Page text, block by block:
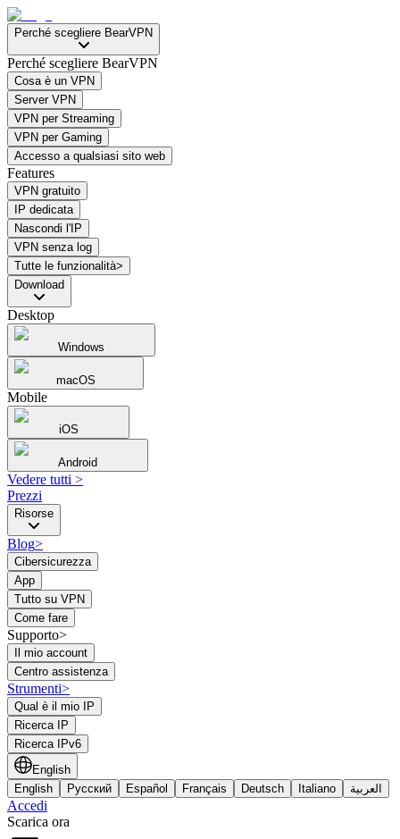
Perché scegliere BearVPN
Perché scegliere BearVPN
Cosa è un VPN
Server VPN
VPN per Streaming
VPN per Gaming
Accesso a qualsiasi sito web
Features
VPN gratuito
IP dedicata
Nascondi l'IP
VPN senza log
Tutte le funzionalità>
Download
Desktop
Windows
macOS
Mobile
iOS
Android
Vedere tutti >
Prezzi
Risorse
Blog>
Cibersicurezza
App
Tutto su VPN
Come fare
Supporto>
Il mio account
Centro assistenza
Strumenti>
Qual è il mio IP
Ricerca IP
Ricerca IPv6
English
English
Русский Español Français Deutsch Italiano العربية
Accedi
Scarica ora